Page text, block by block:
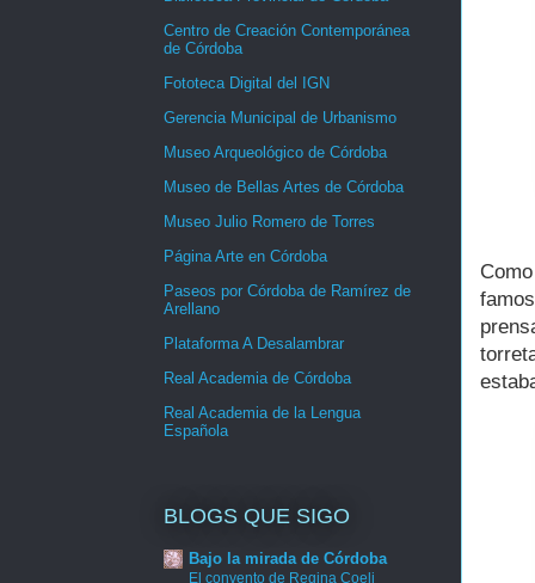
Centro de Creación Contemporánea
de Córdoba
Fototeca Digital del IGN
Gerencia Municipal de Urbanismo
Museo Arqueológico de Córdoba
Museo de Bellas Artes de Córdoba
Museo Julio Romero de Torres
Página Arte en Córdoba
Paseos por Córdoba de Ramírez de
Arellano
Plataforma A Desalambrar
Real Academia de Córdoba
Real Academia de la Lengua
Española
BLOGS QUE SIGO
Bajo la mirada de Córdoba
El convento de Regina Coeli